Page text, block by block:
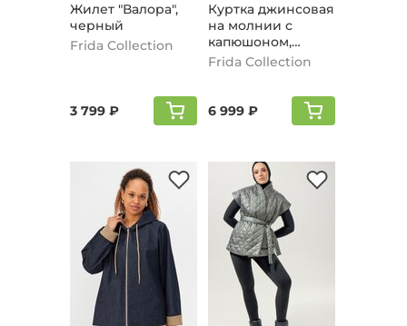
Жилет "Валора",
черный
Frida Collection
3 799 ₽
Куртка джинсовая
на молнии с
капюшоном,
синий
Frida Collection
6 999 ₽